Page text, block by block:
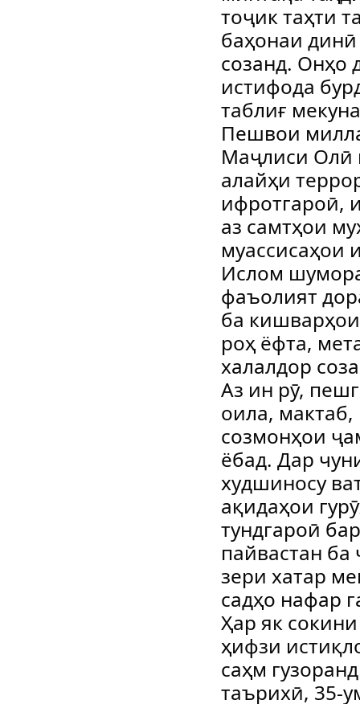
тоҷик таҳти
баҳонаи
созанд. Онҳо
истифода
таблиғ
Пешвои
Маҷлиси Олӣ
алайҳи
ифротгароӣ,
аз самтҳои
муассисаҳои
Ислом
фаъолият
ба
роҳ ёфта,
халалдор
Аз ин рӯ,
оила, мактаб,
созмонҳои
ёбад. Дар
худшиносу
ақидаҳои
тундгароӣ
пайвастан
зери хатар
садҳо нафар
Ҳар як
ҳифзи
саҳм
таърихӣ, 35-